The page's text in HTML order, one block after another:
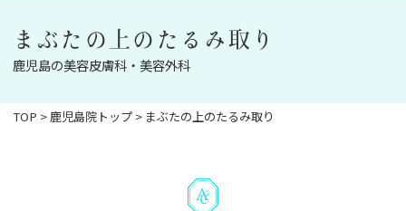
まぶたの上のたるみ取り
鹿児島の美容皮膚科・美容外科
TOP > 鹿児島院トップ > まぶたの上のたるみ取り